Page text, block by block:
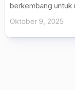
berkembang untuk
Oktober 9, 2025